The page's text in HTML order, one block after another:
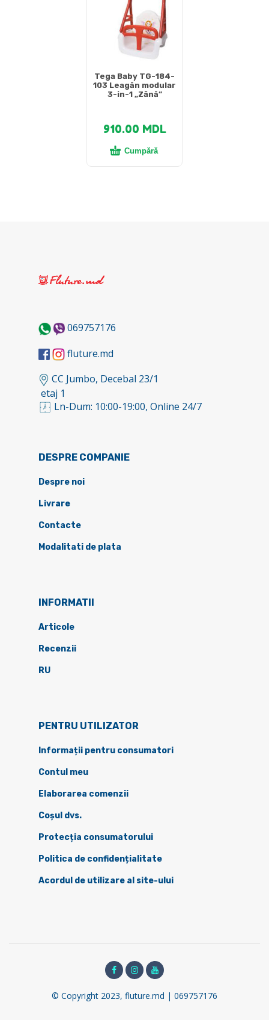
Tega Baby TG-184-
103 Leagăn modular
3-in-1 „Zână”
910.00 MDL
Cumpără
069757176
fluture.md
CC Jumbo, Decebal 23/1
etaj 1
Ln-Dum: 10:00-19:00, Online 24/7
DESPRE COMPANIE
Despre noi
Livrare
Contacte
Modalitati de plata
INFORMATII
Articole
Recenzii
RU
PENTRU UTILIZATOR
Informații pentru consumatori
Contul meu
Elaborarea comenzii
Coșul dvs.
Protecția consumatorului
Politica de confidențialitate
Acordul de utilizare al site-ului
© Copyright 2023, fluture.md | 069757176